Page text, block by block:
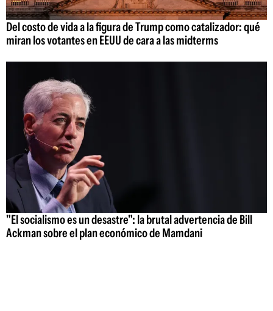
Del costo de vida a la figura de Trump como catalizador: qué
miran los votantes en EEUU de cara a las midterms
"El socialismo es un desastre": la brutal advertencia de Bill
Ackman sobre el plan económico de Mamdani